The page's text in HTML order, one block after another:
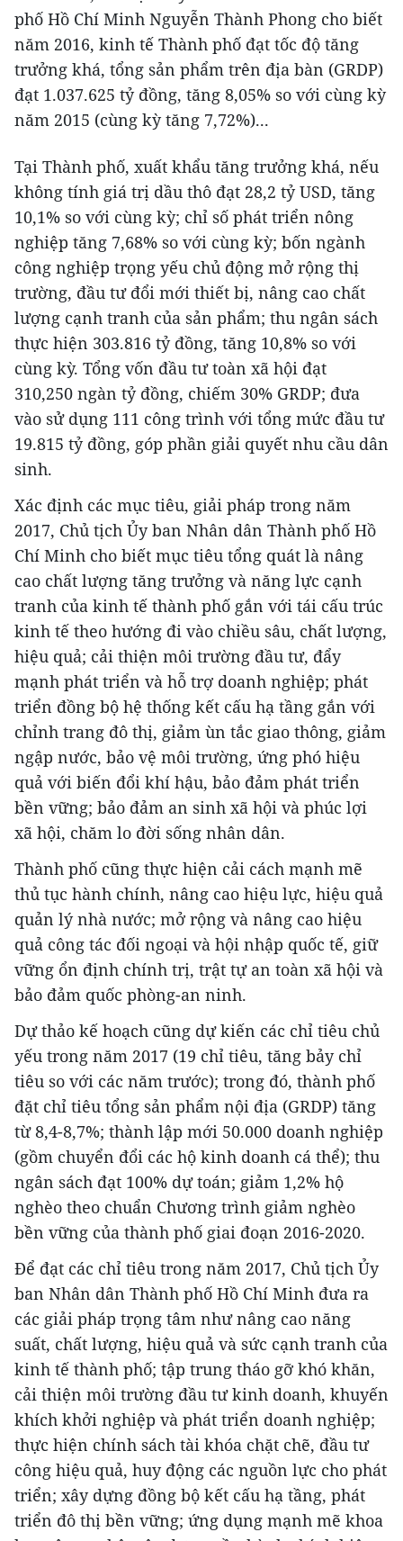
phố Hồ Chí Minh Nguyễn Thành Phong cho biết
năm 2016, kinh tế Thành phố đạt tốc độ tăng
trưởng khá, tổng sản phẩm trên địa bàn (GRDP)
đạt 1.037.625 tỷ đồng, tăng 8,05% so với cùng kỳ
năm 2015 (cùng kỳ tăng 7,72%)...
Tại Thành phố, xuất khẩu tăng trưởng khá, nếu
không tính giá trị dầu thô đạt 28,2 tỷ USD, tăng
10,1% so với cùng kỳ; chỉ số phát triển nông
nghiệp tăng 7,68% so với cùng kỳ; bốn ngành
công nghiệp trọng yếu chủ động mở rộng thị
trường, đầu tư đổi mới thiết bị, nâng cao chất
lượng cạnh tranh của sản phẩm; thu ngân sách
thực hiện 303.816 tỷ đồng, tăng 10,8% so với
cùng kỳ. Tổng vốn đầu tư toàn xã hội đạt
310,250 ngàn tỷ đồng, chiếm 30% GRDP; đưa
vào sử dụng 111 công trình với tổng mức đầu tư
19.815 tỷ đồng, góp phần giải quyết nhu cầu dân
sinh.
Xác định các mục tiêu, giải pháp trong năm
2017, Chủ tịch Ủy ban Nhân dân Thành phố Hồ
Chí Minh cho biết mục tiêu tổng quát là nâng
cao chất lượng tăng trưởng và năng lực cạnh
tranh của kinh tế thành phố gắn với tái cấu trúc
kinh tế theo hướng đi vào chiều sâu, chất lượng,
hiệu quả; cải thiện môi trường đầu tư, đẩy
mạnh phát triển và hỗ trợ doanh nghiệp; phát
triển đồng bộ hệ thống kết cấu hạ tầng gắn với
chỉnh trang đô thị, giảm ùn tắc giao thông, giảm
ngập nước, bảo vệ môi trường, ứng phó hiệu
quả với biến đổi khí hậu, bảo đảm phát triển
bền vững; bảo đảm an sinh xã hội và phúc lợi
xã hội, chăm lo đời sống nhân dân.
Thành phố cũng thực hiện cải cách mạnh mẽ
thủ tục hành chính, nâng cao hiệu lực, hiệu quả
quản lý nhà nước; mở rộng và nâng cao hiệu
quả công tác đối ngoại và hội nhập quốc tế, giữ
vững ổn định chính trị, trật tự an toàn xã hội và
bảo đảm quốc phòng-an ninh.
Dự thảo kế hoạch cũng dự kiến các chỉ tiêu chủ
yếu trong năm 2017 (19 chỉ tiêu, tăng bảy chỉ
tiêu so với các năm trước); trong đó, thành phố
đặt chỉ tiêu tổng sản phẩm nội địa (GRDP) tăng
từ 8,4-8,7%; thành lập mới 50.000 doanh nghiệp
(gồm chuyển đổi các hộ kinh doanh cá thể); thu
ngân sách đạt 100% dự toán; giảm 1,2% hộ
nghèo theo chuẩn Chương trình giảm nghèo
bền vững của thành phố giai đoạn 2016-2020.
Để đạt các chỉ tiêu trong năm 2017, Chủ tịch Ủy
ban Nhân dân Thành phố Hồ Chí Minh đưa ra
các giải pháp trọng tâm như nâng cao năng
suất, chất lượng, hiệu quả và sức cạnh tranh của
kinh tế thành phố; tập trung tháo gỡ khó khăn,
cải thiện môi trường đầu tư kinh doanh, khuyến
khích khởi nghiệp và phát triển doanh nghiệp;
thực hiện chính sách tài khóa chặt chẽ, đầu tư
công hiệu quả, huy động các nguồn lực cho phát
triển; xây dựng đồng bộ kết cấu hạ tầng, phát
triển đô thị bền vững; ứng dụng mạnh mẽ khoa